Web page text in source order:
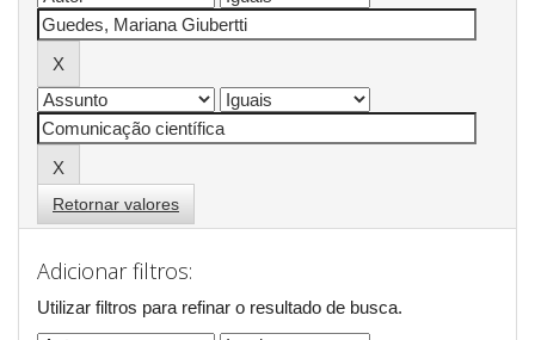
Retornar valores
Adicionar filtros:
Utilizar filtros para refinar o resultado de busca.